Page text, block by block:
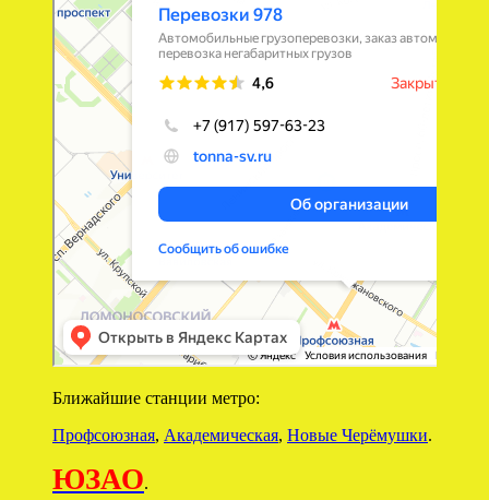
Ближайшие станции метро:
Профсоюзная, Академическая, Новые Черёмушки.
ЮЗАО.